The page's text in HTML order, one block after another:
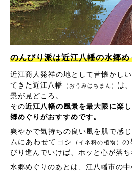
のんびり派は近江八幡の水郷め
近江商人発祥の地として昔懐かし
てきた近江八幡 （おうみはちまん） は
景が見どころ。
その近江八幡の風景を最大限に楽
郷めぐりがおすすめです。
爽やかで気持ちの良い風を肌で感
ムにあわせてヨシ
（イネ科の植物）の
びり進んでいけば、ホッと心が落ち
水郷めぐりのあとは、江八幡市の